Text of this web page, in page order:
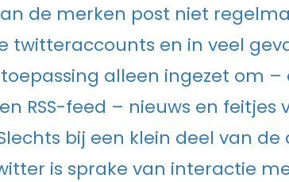
de merken post niet
twitteraccounts en in veel
alleen ingezet om
RSS-feed – nieuws en feitjes
bij een klein deel van de
is sprake van interactie